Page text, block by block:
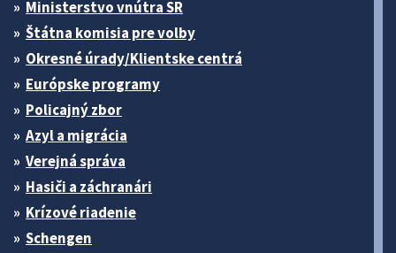
Ministerstvo vnútra SR
Štátna komisia pre volby
Okresné úrady/Klientske centrá
Európske programy
Policajný zbor
Azyl a migrácia
Verejná správa
Hasiči a záchranári
Krízové riadenie
Schengen